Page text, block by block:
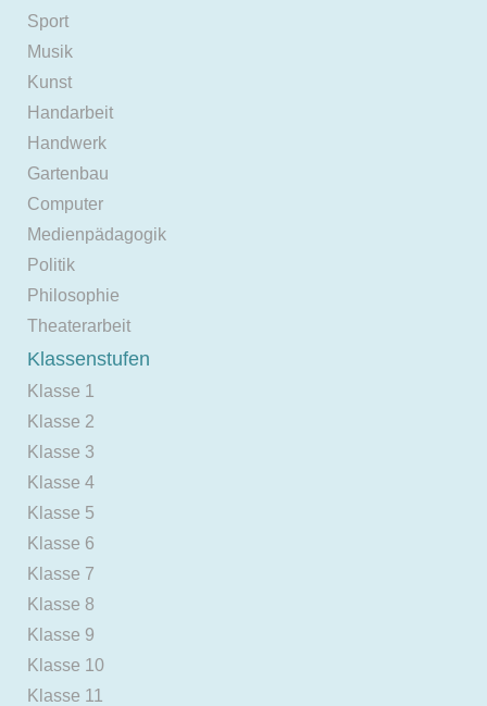
Sport
Musik
Kunst
Handarbeit
Handwerk
Gartenbau
Computer
Medienpädagogik
Politik
Philosophie
Theaterarbeit
Klassenstufen
Klasse 1
Klasse 2
Klasse 3
Klasse 4
Klasse 5
Klasse 6
Klasse 7
Klasse 8
Klasse 9
Klasse 10
Klasse 11